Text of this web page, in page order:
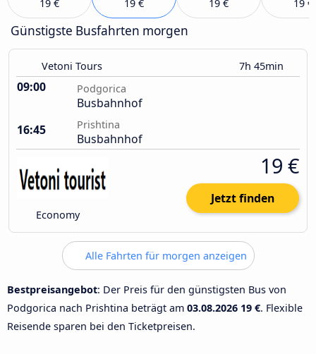
19 € 19 € 19 € 19 €
Günstigste Busfahrten morgen
Vetoni Tours 7h 45min
09:00 Podgorica
Busbahnhof
16:45
Prishtina
Busbahnhof
Economy
19 €
Jetzt finden
Alle Fahrten für morgen anzeigen
Bestpreisangebot: Der Preis für den günstigsten Bus von
Podgorica nach Prishtina beträgt am 03.08.2026 19 €. Flexible
Reisende sparen bei den Ticketpreisen.